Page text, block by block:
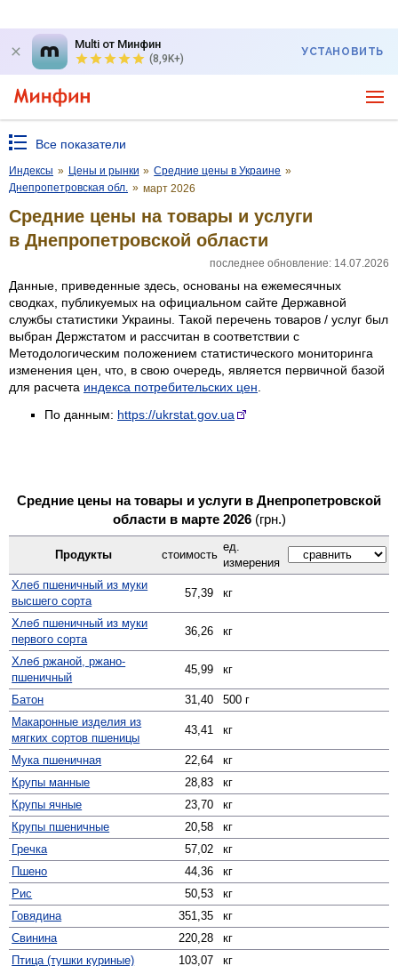
Multi от Минфин
(8,9K+)
УСТАНОВИТЬ
Все показатели
Индексы » Цены и рынки » Средние цены в Украине »
Днепропетровская обл. » март 2026
Средние цены на товары и услуги
в Днепропетровской области
последнее обновление: 14.07.2026
Данные, приведенные здесь, основаны на ежемесячных
сводках, публикуемых на официальном сайте Державной
службы статистики Украины. Такой перечень товаров / услуг был
выбран Держстатом и рассчитан в соответствии с
Методологическим положением статистического мониторинга
изменения цен, что, в свою очередь, является первичной базой
для расчета индекса потребительских цен
По данным: https://ukrstat.gov.ua
Средние цены на товары и услуги в Днепропетровской
области в марте 2026 (грн.)
Продукты стоимость
ед.
измерения
Хлеб пшеничный из муки
высшего сорта
57,39 кг
Хлеб пшеничный из муки
первого сорта
36,26 кг
Хлеб ржаной, ржано-
пшеничный
45,99 кг
Батон 31,40
500 г
Макаронные изделия из
мягких сортов пшеницы
43,41 кг
Мука пшеничная 22,64
кг
Крупы манные
28,83
кг
Крупы ячные
23,70
кг
Крупы пшеничные
20,58
кг
Гречка
57,02
кг
Пшено
44,36
кг
Рис
50,53
кг
Говядина
351,35
кг
Свинина
220,28
кг
Птица (тушки куриные)
103,07
кг